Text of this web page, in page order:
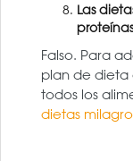
Las
Falso. Para
plan de dieta
todos los
dietas milagro